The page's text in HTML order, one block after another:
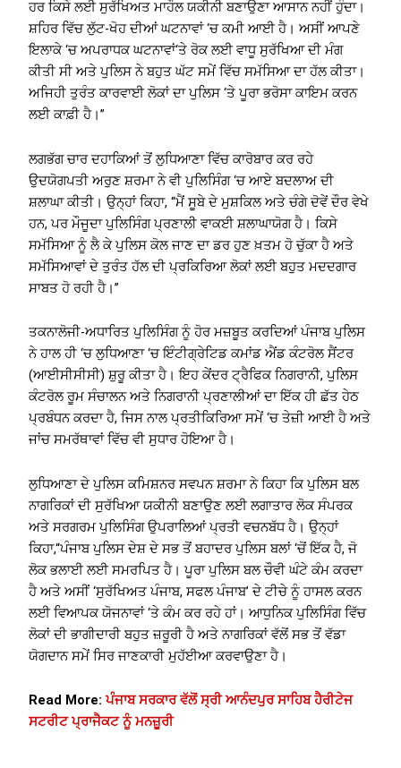
ਹਰ ਕਿਸੇ ਲਈ ਸੁਰੱਖਿਅਤ ਮਾਹੌਲ ਯਕੀਨੀ ਬਣਾਉਣਾ ਆਸਾਨ ਨਹੀਂ ਹੁੰਦਾ।
ਸ਼ਹਿਰ ਵਿੱਚ ਲੁੱਟ-ਖੋਹ ਦੀਆਂ ਘਟਨਾਵਾਂ ‘ਚ ਕਮੀ ਆਈ ਹੈ। ਅਸੀਂ ਆਪਣੇ
ਇਲਾਕੇ ‘ਚ ਅਪਰਾਧਕ ਘਟਨਾਵਾਂ‘ਤੇ ਰੋਕ ਲਈ ਵਾਧੂ ਸੁਰੱਖਿਆ ਦੀ ਮੰਗ
ਕੀਤੀ ਸੀ ਅਤੇ ਪੁਲਿਸ ਨੇ ਬਹੁਤ ਘੱਟ ਸਮੇਂ ਵਿੱਚ ਸਮੱਸਿਆ ਦਾ ਹੱਲ ਕੀਤਾ।
ਅਜਿਹੀ ਤੁਰੰਤ ਕਾਰਵਾਈ ਲੋਕਾਂ ਦਾ ਪੁਲਿਸ ‘ਤੇ ਪੂਰਾ ਭਰੋਸਾ ਕਾਇਮ ਕਰਨ
ਲਈ ਕਾਫ਼ੀ ਹੈ।”
ਲਗਭੱਗ ਚਾਰ ਦਹਾਕਿਆਂ ਤੋਂ ਲੁਧਿਆਣਾ ਵਿੱਚ ਕਾਰੋਬਾਰ ਕਰ ਰਹੇ
ਉਦਯੋਗਪਤੀ ਅਰੁਣ ਸ਼ਰਮਾ ਨੇ ਵੀ ਪੁਲਿਸਿੰਗ ‘ਚ ਆਏ ਬਦਲਾਅ ਦੀ
ਸ਼ਲਾਘਾ ਕੀਤੀ। ਉਨ੍ਹਾਂ ਕਿਹਾ, “ਮੈਂ ਸੂਬੇ ਦੇ ਮੁਸ਼ਕਿਲ ਅਤੇ ਚੰਗੇ ਦੋਵੇਂ ਦੌਰ ਵੇਖੇ
ਹਨ, ਪਰ ਮੌਜੂਦਾ ਪੁਲਿਸਿੰਗ ਪ੍ਰਣਾਲੀ ਵਾਕਈ ਸ਼ਲਾਘਾਯੋਗ ਹੈ। ਕਿਸੇ
ਸਮੱਸਿਆ ਨੂੰ ਲੈ ਕੇ ਪੁਲਿਸ ਕੋਲ ਜਾਣ ਦਾ ਡਰ ਹੁਣ ਖ਼ਤਮ ਹੋ ਚੁੱਕਾ ਹੈ ਅਤੇ
ਸਮੱਸਿਆਵਾਂ ਦੇ ਤੁਰੰਤ ਹੱਲ ਦੀ ਪ੍ਰਕਿਰਿਆ ਲੋਕਾਂ ਲਈ ਬਹੁਤ ਮਦਦਗਾਰ
ਸਾਬਤ ਹੋ ਰਹੀ ਹੈ।”
ਤਕਨਾਲੋਜੀ-ਅਧਾਰਿਤ ਪੁਲਿਸਿੰਗ ਨੂੰ ਹੋਰ ਮਜ਼ਬੂਤ ਕਰਦਿਆਂ ਪੰਜਾਬ ਪੁਲਿਸ
ਨੇ ਹਾਲ ਹੀ ‘ਚ ਲੁਧਿਆਣਾ ‘ਚ ਇੰਟੀਗ੍ਰੇਟਿਡ ਕਮਾਂਡ ਐਂਡ ਕੰਟਰੋਲ ਸੈਂਟਰ
(ਆਈਸੀਸੀਸੀ) ਸ਼ੁਰੂ ਕੀਤਾ ਹੈ। ਇਹ ਕੇਂਦਰ ਟ੍ਰੈਫਿਕ ਨਿਗਰਾਨੀ, ਪੁਲਿਸ
ਕੰਟਰੋਲ ਰੂਮ ਸੰਚਾਲਨ ਅਤੇ ਨਿਗਰਾਨੀ ਪ੍ਰਣਾਲੀਆਂ ਦਾ ਇੱਕ ਹੀ ਛੱਤ ਹੇਠ
ਪ੍ਰਬੰਧਨ ਕਰਦਾ ਹੈ, ਜਿਸ ਨਾਲ ਪ੍ਰਤੀਕਿਰਿਆ ਸਮੇਂ ‘ਚ ਤੇਜ਼ੀ ਆਈ ਹੈ ਅਤੇ
ਜਾਂਚ ਸਮਰੱਥਾਵਾਂ ਵਿੱਚ ਵੀ ਸੁਧਾਰ ਹੋਇਆ ਹੈ।
ਲੁਧਿਆਣਾ ਦੇ ਪੁਲਿਸ ਕਮਿਸ਼ਨਰ ਸਵਪਨ ਸ਼ਰਮਾ ਨੇ ਕਿਹਾ ਕਿ ਪੁਲਿਸ ਬਲ
ਨਾਗਰਿਕਾਂ ਦੀ ਸੁਰੱਖਿਆ ਯਕੀਨੀ ਬਣਾਉਣ ਲਈ ਲਗਾਤਾਰ ਲੋਕ ਸੰਪਰਕ
ਅਤੇ ਸਰਗਰਮ ਪੁਲਿਸਿੰਗ ਉਪਰਾਲਿਆਂ ਪ੍ਰਤੀ ਵਚਨਬੱਧ ਹੈ। ਉਨ੍ਹਾਂ
ਕਿਹਾ,“ਪੰਜਾਬ ਪੁਲਿਸ ਦੇਸ਼ ਦੇ ਸਭ ਤੋਂ ਬਹਾਦਰ ਪੁਲਿਸ ਬਲਾਂ ‘ਚੋਂ ਇੱਕ ਹੈ, ਜੋ
ਲੋਕ ਭਲਾਈ ਲਈ ਸਮਰਪਿਤ ਹੈ। ਪੂਰਾ ਪੁਲਿਸ ਬਲ ਚੌਵੀ ਘੰਟੇ ਕੰਮ ਕਰਦਾ
ਹੈ ਅਤੇ ਅਸੀਂ ‘ਸੁਰੱਖਿਅਤ ਪੰਜਾਬ, ਸਫਲ ਪੰਜਾਬ’ ਦੇ ਟੀਚੇ ਨੂੰ ਹਾਸਲ ਕਰਨ
ਲਈ ਵਿਆਪਕ ਯੋਜਨਾਵਾਂ ‘ਤੇ ਕੰਮ ਕਰ ਰਹੇ ਹਾਂ। ਆਧੁਨਿਕ ਪੁਲਿਸਿੰਗ ਵਿੱਚ
ਲੋਕਾਂ ਦੀ ਭਾਗੀਦਾਰੀ ਬਹੁਤ ਜ਼ਰੂਰੀ ਹੈ ਅਤੇ ਨਾਗਰਿਕਾਂ ਵੱਲੋਂ ਸਭ ਤੋਂ ਵੱਡਾ
ਯੋਗਦਾਨ ਸਮੇਂ ਸਿਰ ਜਾਣਕਾਰੀ ਮੁਹੱਈਆ ਕਰਵਾਉਣਾ ਹੈ।
Read More:ਪੰਜਾਬ ਸਰਕਾਰ ਵੱਲੋਂ ਸ੍ਰੀ ਆਨੰਦਪੁਰ ਸਾਹਿਬ ਹੈਰੀਟੇਜ
ਸਟਰੀਟ ਪ੍ਰਾਜੈਕਟ ਨੂੰ ਮਨਜ਼ੂਰੀ